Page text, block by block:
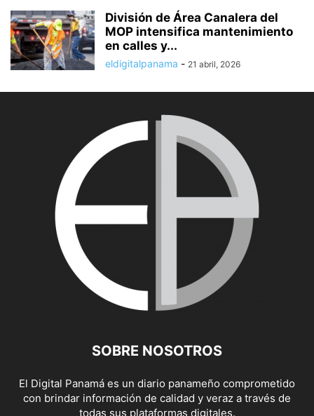
División de Área Canalera del
MOP intensifica mantenimiento
en calles y...
eldigitalpanama - 21 abril, 2026
SOBRE NOSOTROS
El Digital Panamá es un diario panameño comprometido
con brindar información de calidad y veraz a través de
todas sus plataformas digitales.